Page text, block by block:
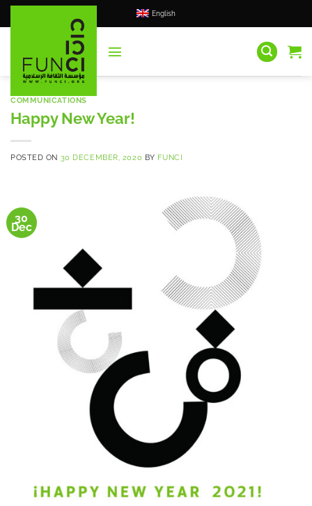
Skip
to
English
COMMUNICATIONS
Happy New Year!
POSTED ON 30 DECEMBER, 2020 BY FUNCI
30
Dec